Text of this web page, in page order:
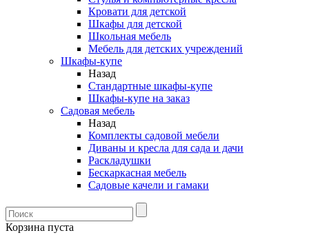
Кровати для детской
Шкафы для детской
Школьная мебель
Мебель для детских учреждений
Шкафы-купе
Назад
Стандартные шкафы-купе
Шкафы-купе на заказ
Садовая мебель
Назад
Комплекты садовой мебели
Диваны и кресла для сада и дачи
Раскладушки
Бескаркасная мебель
Садовые качели и гамаки
Корзина пуста